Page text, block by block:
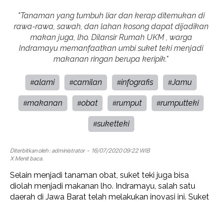
"Tanaman yang tumbuh liar dan kerap ditemukan di
rawa-rawa, sawah, dan lahan kosong dapat dijadikan
makan juga, lho. Dilansir Rumah UKM , warga
Indramayu memanfaatkan umbi suket teki menjadi
makanan ringan berupa keripik."
#alami #camilan #infografis #Jamu
#makanan #obat #rumput #rumputteki
#suketteki
Diterbitkan oleh : administrator- 16/07/2020 09:22 WIB
X Menit baca.
Selain menjadi tanaman obat, suket teki juga bisa
diolah menjadi makanan lho. Indramayu, salah satu
daerah di Jawa Barat telah melakukan inovasi ini. Suket